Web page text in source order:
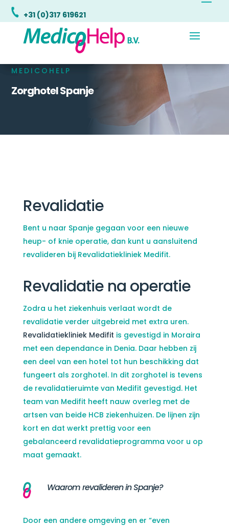
+31 (0)317 619621
+31 (0)317 619621
+31 (0)317 619621
MEDICOHELP
Zorghotel Spanje
Revalidatie
Bent u naar Spanje gegaan voor een nieuwe
heup- of knie operatie, dan kunt u aansluitend
revalideren bij Revalidatiekliniek Medifit.
Revalidatie na operatie
Zodra u het ziekenhuis verlaat wordt de
revalidatie verder uitgebreid met extra uren.
Revalidatiekliniek Medifit is gevestigd in Moraira
met een dependance in Denia. Daar hebben zij
een deel van een hotel tot hun beschikking dat
fungeert als zorghotel. In dit zorghotel is tevens
de revalidatieruimte van Medifit gevestigd. Het
team van Medifit heeft nauw overleg met de
artsen van beide HCB ziekenhuizen. De lijnen zijn
kort en dat werkt prettig voor een
gebalanceerd revalidatieprogramma voor u op
maat gemaakt.
Waarom revalideren in Spanje?
Door een andere omgeving en er “even